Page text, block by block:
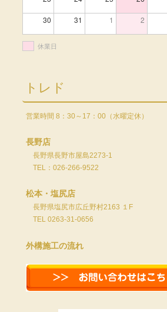
30 31 1 2
休業日
トレド
営業時間 8：30～17：00（水曜定休）
長野店
長野県長野市屋島2273-1
TEL：026-266-9522
松本・塩尻店
長野県塩尻市広丘野村2163 １F
TEL 0263-31-0656
外構施工の流れ